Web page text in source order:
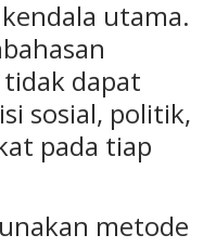
utama.
dapat
sosial, politik,
pada tiap
metode